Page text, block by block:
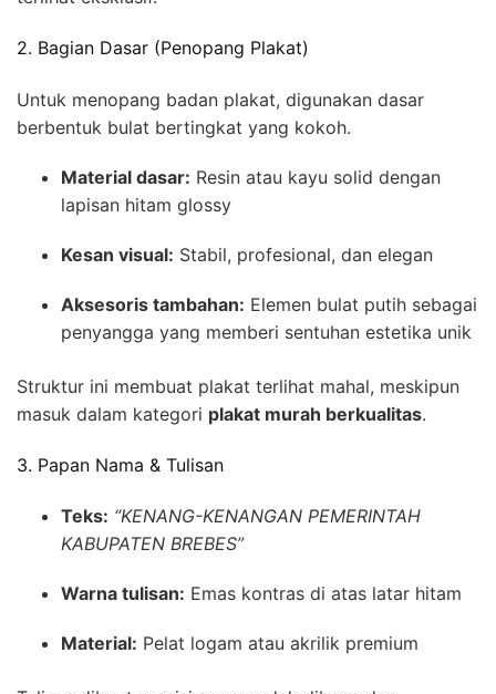
2. Bagian Dasar (Penopang Plakat)
Untuk menopang badan plakat, digunakan dasar
berbentuk bulat bertingkat yang kokoh.
Material dasar: Resin atau kayu solid dengan
lapisan hitam glossy
Kesan visual: Stabil, profesional, dan elegan
Aksesoris tambahan: Elemen bulat putih sebagai
penyangga yang memberi sentuhan estetika unik
Struktur ini membuat plakat terlihat mahal, meskipun
masuk dalam kategori plakat murah berkualitas.
3. Papan Nama & Tulisan
Teks: “KENANG-KENANGAN PEMERINTAH
KABUPATEN BREBES”
Warna tulisan: Emas kontras di atas latar hitam
Material: Pelat logam atau akrilik premium